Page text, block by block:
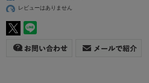
レビューはありません